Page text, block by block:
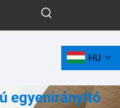
HU
egyenirányító